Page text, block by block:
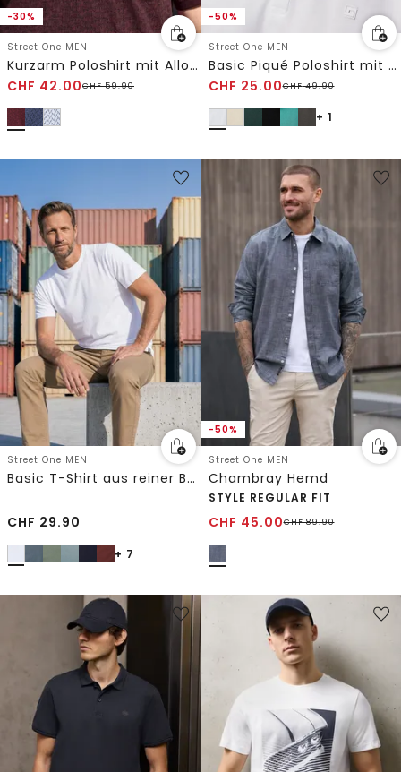
-30%
Street One MEN
Kurzarm Poloshirt mit Allover-Print
CHF 42.00CHF59.90
-50%
Street One MEN
Basic Piqué Poloshirt mit Kontrastdetail
CHF 25.00CHF49.90
+ 1
Street One MEN
Basic T-Shirt aus reiner Baumwolle
CHF 29.90
+ 7
-50%
Street One MEN
Chambray Hemd
STYLE REGULAR FIT
CHF 45.00CHF89.90